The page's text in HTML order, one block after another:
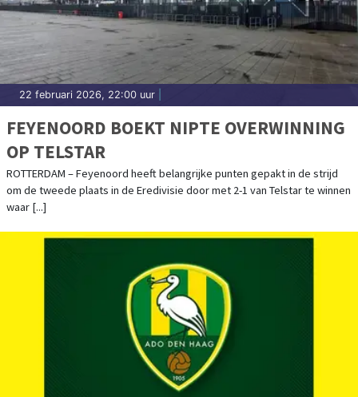
22 februari 2026, 22:00 uur
FEYENOORD BOEKT NIPTE OVERWINNING
OP TELSTAR
ROTTERDAM – Feyenoord heeft belangrijke punten gepakt in de strijd
om de tweede plaats in de Eredivisie door met 2-1 van Telstar te winnen
waar [...]